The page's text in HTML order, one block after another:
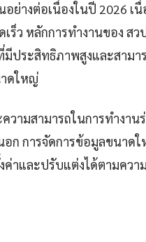
ย่างต่อเนื่องในปี 2026 เนื่
ร็ว หลักการทำงานของ สว
ประสิทธิภาพสูงและสามา
ดใหญ่
ามสามารถในการทำงาน
อก การจัดการข้อมูลขนาด
าและปรับแต่งได้ตามควา